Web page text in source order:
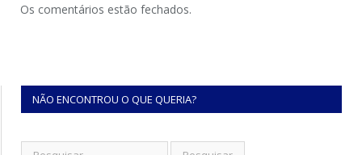
Os comentários estão fechados.
NÃO ENCONTROU O QUE QUERIA?